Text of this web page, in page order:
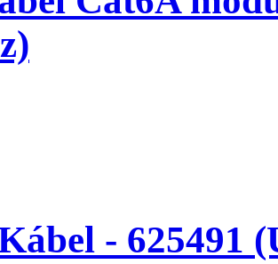
- 625491